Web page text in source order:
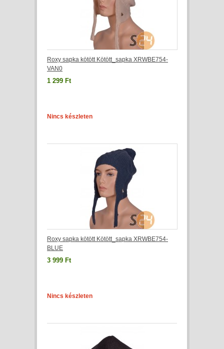
Roxy sapka kötött Kötött_sapka XRWBE754-
VAN0
1 299 Ft
Nincs készleten
Roxy sapka kötött Kötött_sapka XRWBE754-
BLUE
3 999 Ft
Nincs készleten